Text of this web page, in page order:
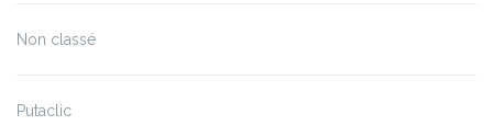
Non classé
Putaclic